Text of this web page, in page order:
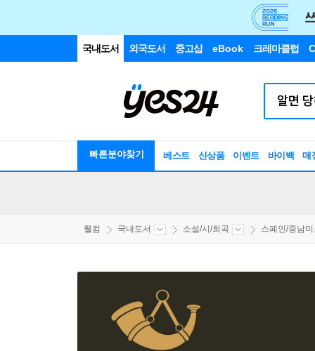
국내도서 외국도서 중고샵 eBook 크레마클럽
빠른분야찾기 베스트 신상품 이벤트 바이백 매
웰컴 국내도서 소설/시/희곡 스페인/중남미